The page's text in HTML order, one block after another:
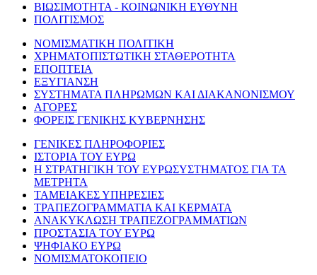
ΒΙΩΣΙΜΟΤΗΤΑ - ΚΟΙΝΩΝΙΚΗ ΕΥΘΥΝΗ
ΠΟΛΙΤΙΣΜΟΣ
ΝΟΜΙΣΜΑΤΙΚΗ ΠΟΛΙΤΙΚΗ
ΧΡΗΜΑΤΟΠΙΣΤΩΤΙΚΗ ΣΤΑΘΕΡΟΤΗΤΑ
ΕΠΟΠΤΕΙΑ
ΕΞΥΓΙΑΝΣΗ
ΣΥΣΤΗΜΑΤΑ ΠΛΗΡΩΜΩΝ ΚΑΙ ΔΙΑΚΑΝΟΝΙΣΜΟΥ
ΑΓΟΡΕΣ
ΦΟΡΕΙΣ ΓΕΝΙΚΗΣ ΚΥΒΕΡΝΗΣΗΣ
ΓΕΝΙΚΕΣ ΠΛΗΡΟΦΟΡΙΕΣ
ΙΣΤΟΡΙΑ ΤΟΥ ΕΥΡΩ
Η ΣΤΡΑΤΗΓΙΚΗ ΤΟΥ ΕΥΡΩΣΥΣΤΗΜΑΤΟΣ ΓΙΑ ΤΑ
ΜΕΤΡΗΤΑ
ΤΑΜΕΙΑΚΕΣ ΥΠΗΡΕΣΙΕΣ
ΤΡΑΠΕΖΟΓΡΑΜΜΑΤΙΑ ΚΑΙ ΚΕΡΜΑΤΑ
ΑΝΑΚΥΚΛΩΣΗ ΤΡΑΠΕΖΟΓΡΑΜΜΑΤΙΩΝ
ΠΡΟΣΤΑΣΙΑ ΤΟΥ ΕΥΡΩ
ΨΗΦΙΑΚΟ ΕΥΡΩ
ΝΟΜΙΣΜΑΤΟΚΟΠΕΙΟ